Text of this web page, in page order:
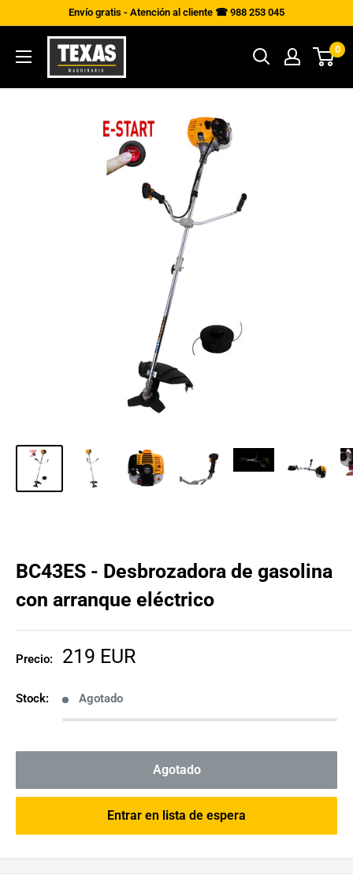
contenido
Envío gratis - Atención al cliente ☎ 988 253 045
Texas
Maquinaria
0
BC43ES - Desbrozadora de gasolina
con arranque eléctrico
Precio:
Precio
venta
219 EUR
Stock: Agotado
Agotado
Entrar en lista de espera